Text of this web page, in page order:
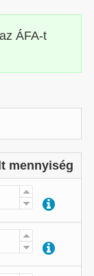
ÁFA-t
mennyiség